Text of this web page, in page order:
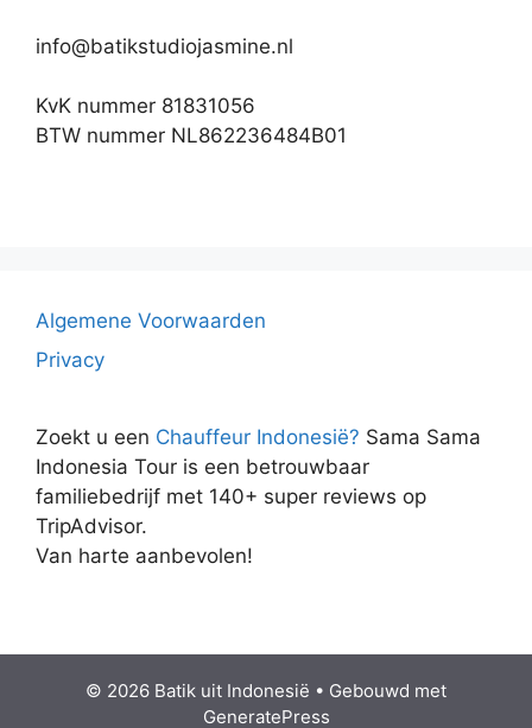
info@batikstudiojasmine.nl
KvK nummer 81831056
BTW nummer NL862236484B01
Algemene Voorwaarden
Privacy
Zoekt u een Chauffeur Indonesië? Sama Sama
Indonesia Tour is een betrouwbaar
familiebedrijf met 140+ super reviews op
TripAdvisor.
Van harte aanbevolen!
© 2026 Batik uit Indonesië • Gebouwd met
GeneratePress